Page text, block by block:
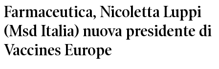
Farmaceutica, Nicoletta Luppi
(Msd Italia) nuova presidente di
Vaccines Europe